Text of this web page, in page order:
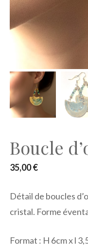
Boucle
35,00€
Détail de boucles
cristal. Forme
Format : H 6cm x l